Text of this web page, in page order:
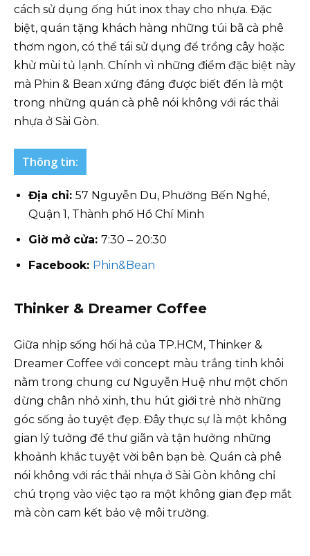
cách sử dụng ống hút inox thay cho nhựa. Đặc
biệt, quán tặng khách hàng những túi bã cà phê
thơm ngon, có thể tái sử dụng để trồng cây hoặc
khử mùi tủ lạnh. Chính vì những điểm đặc biệt này
mà Phin & Bean xứng đáng được biết đến là một
trong những quán cà phê nói không với rác thải
nhựa ở Sài Gòn.
Thông tin:
Địa chỉ: 57 Nguyễn Du, Phường Bến Nghé,
Quận 1, Thành phố Hồ Chí Minh
Giờ mở cửa: 7:30 – 20:30
Facebook: Phin&Bean
Thinker & Dreamer Coffee
Giữa nhịp sống hối hả của TP.HCM, Thinker &
Dreamer Coffee với concept màu trắng tinh khôi
nằm trong chung cư Nguyễn Huệ như một chốn
dừng chân nhỏ xinh, thu hút giới trẻ nhờ những
góc sống ảo tuyệt đẹp. Đây thực sự là một không
gian lý tưởng để thư giãn và tận hưởng những
khoảnh khắc tuyệt vời bên bạn bè. Quán cà phê
nói không với rác thải nhựa ở Sài Gòn không chỉ
chú trọng vào việc tạo ra một không gian đẹp mắt
mà còn cam kết bảo vệ môi trường.